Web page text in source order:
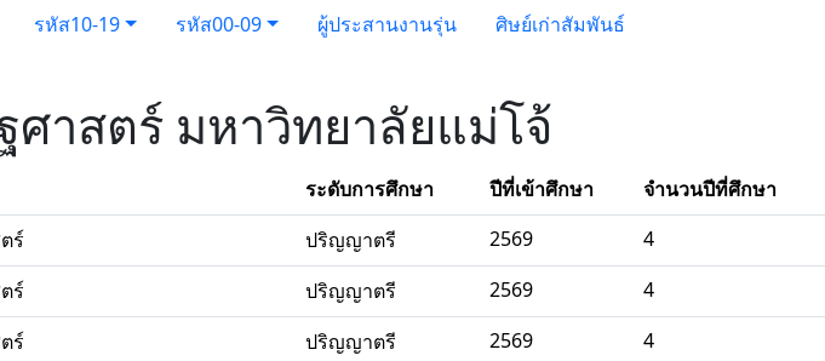
รหัส10-19 รหัส00-09 ผู้ประสานงานรุ่น
ศิษย์เก่าสัมพันธ์
ศาสตร์ มหาวิทยาลัยแม่โจ้
ระดับการศึกษา ปีที่เข้าศึกษา
จำนวนปีที่ศึกษา
ร์ ปริญญาตรี 2569
4
ร์ ปริญญาตรี 2569
4
ร์ ปริญญาตรี 2569
4